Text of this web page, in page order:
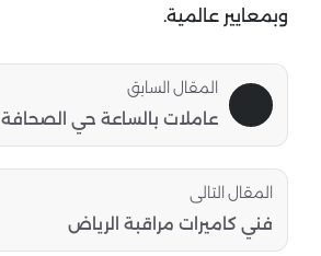
وبمعايير عالمية.
المقال السابق
عاملات بالساعة حي الصحافة
المقال التالى
فني كاميرات مراقبة الرياض